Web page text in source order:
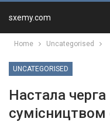
sxemy.com
Home Uncategorised
UNCATEGORISED
Настала черга
сумісництвом